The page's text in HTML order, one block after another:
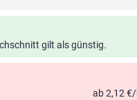
gilt als günstig.
ab 2,12 €/l